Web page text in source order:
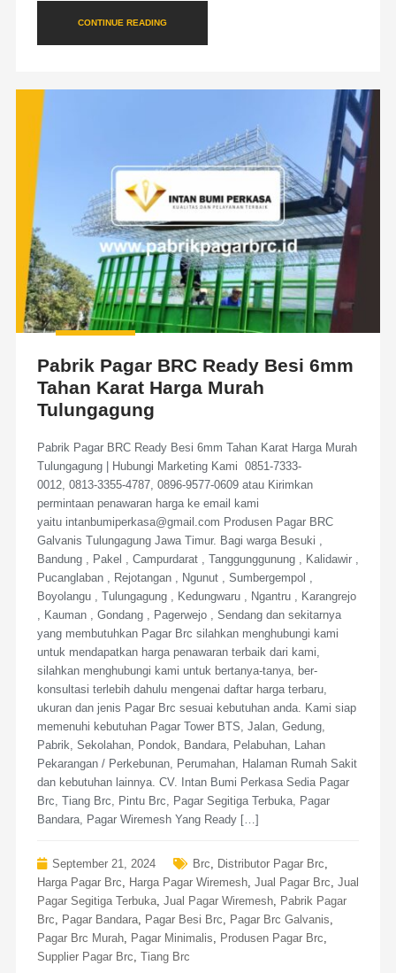
CONTINUE READING
Pabrik Pagar BRC Ready Besi 6mm
Tahan Karat Harga Murah
Tulungagung
Pabrik Pagar BRC Ready Besi 6mm Tahan Karat Harga Murah
Tulungagung | Hubungi Marketing Kami 0851-7333-
0012, 0813-3355-4787, 0896-9577-0609 atau Kirimkan
permintaan penawaran harga ke email kami
yaitu intanbumiperkasa@gmail.com Produsen Pagar BRC
Galvanis Tulungagung Jawa Timur. Bagi warga Besuki ,
Bandung , Pakel , Campurdarat , Tanggunggunung , Kalidawir ,
Pucanglaban , Rejotangan , Ngunut , Sumbergempol ,
Boyolangu , Tulungagung , Kedungwaru , Ngantru , Karangrejo
, Kauman , Gondang , Pagerwejo , Sendang dan sekitarnya
yang membutuhkan Pagar Brc silahkan menghubungi kami
untuk mendapatkan harga penawaran terbaik dari kami,
silahkan menghubungi kami untuk bertanya-tanya, ber-
konsultasi terlebih dahulu mengenai daftar harga terbaru,
ukuran dan jenis Pagar Brc sesuai kebutuhan anda. Kami siap
memenuhi kebutuhan Pagar Tower BTS, Jalan, Gedung,
Pabrik, Sekolahan, Pondok, Bandara, Pelabuhan, Lahan
Pekarangan / Perkebunan, Perumahan, Halaman Rumah Sakit
dan kebutuhan lainnya. CV. Intan Bumi Perkasa Sedia Pagar
Brc, Tiang Brc, Pintu Brc, Pagar Segitiga Terbuka, Pagar
Bandara, Pagar Wiremesh Yang Ready […]
September 21, 2024 Brc Distributor Pagar Brc
Harga Pagar Brc
Harga Pagar Wiremesh, Jual Pagar Brc Jual
Pagar Segitiga Terbuka, Jual Pagar Wiremesh, Pabrik Pagar
Brc
Pagar Bandara, Pagar Besi Brc Pagar Brc Galvanis
Pagar Brc Murah, Pagar Minimalis Produsen Pagar Brc
Supplier Pagar Brc Tiang Brc